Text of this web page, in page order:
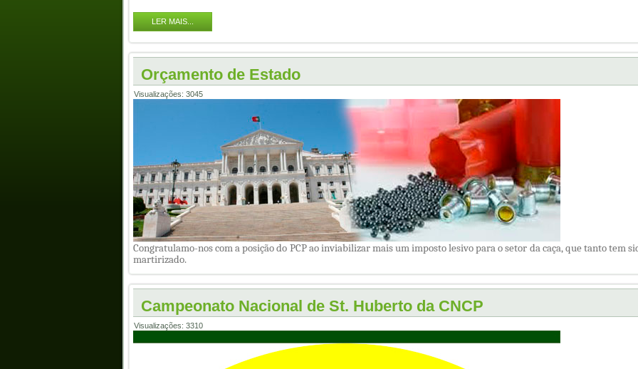
LER MAIS...
Orçamento de Estado
Visualizações: 3045
Congratulamo-nos com a posição do PCP ao inviabilizar mais um imposto lesivo para o setor da caça, que tanto tem
martirizado.
Campeonato Nacional de St. Huberto da CNCP
Visualizações: 3310